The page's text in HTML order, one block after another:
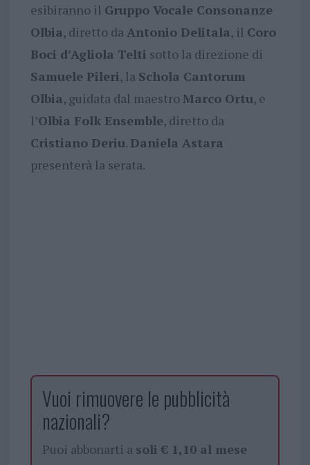
esibiranno il Gruppo Vocale Consonanze
Olbia, diretto da Antonio Delitala, il Coro
Boci d’Agliola Telti sotto la direzione di
Samuele Pileri, la Schola Cantorum
Olbia, guidata dal maestro Marco Ortu, e
l’Olbia Folk Ensemble, diretto da
Cristiano Deriu. Daniela Astara
presenterà la serata.
Vuoi rimuovere le pubblicità
nazionali?
Puoi abbonarti a soli € 1,10 al mese